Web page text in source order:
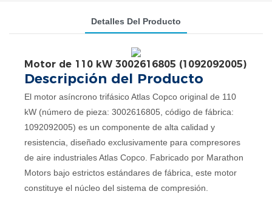
Detalles Del Producto
Motor de 110 kW 3002616805 (1092092005)
Descripción del Producto
El motor asíncrono trifásico Atlas Copco original de 110
kW (número de pieza: 3002616805, código de fábrica:
1092092005) es un componente de alta calidad y
resistencia, diseñado exclusivamente para compresores
de aire industriales Atlas Copco. Fabricado por Marathon
Motors bajo estrictos estándares de fábrica, este motor
constituye el núcleo del sistema de compresión.